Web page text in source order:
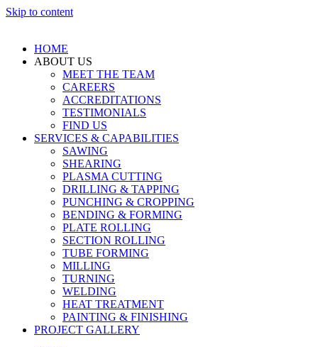
Skip to content
HOME
ABOUT US
MEET THE TEAM
CAREERS
ACCREDITATIONS
TESTIMONIALS
FIND US
SERVICES & CAPABILITIES
SAWING
SHEARING
PLASMA CUTTING
DRILLING & TAPPING
PUNCHING & CROPPING
BENDING & FORMING
PLATE ROLLING
SECTION ROLLING
TUBE FORMING
MILLING
TURNING
WELDING
HEAT TREATMENT
PAINTING & FINISHING
PROJECT GALLERY